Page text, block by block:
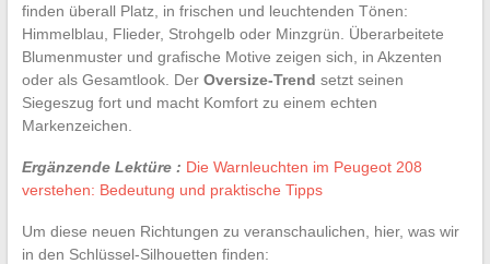
finden überall Platz, in frischen und leuchtenden Tönen:
Himmelblau, Flieder, Strohgelb oder Minzgrün. Überarbeitete
Blumenmuster und grafische Motive zeigen sich, in Akzenten
oder als Gesamtlook. Der Oversize-Trend setzt seinen
Siegeszug fort und macht Komfort zu einem echten
Markenzeichen.
Ergänzende Lektüre : Die Warnleuchten im Peugeot 208
verstehen: Bedeutung und praktische Tipps
Um diese neuen Richtungen zu veranschaulichen, hier, was wir
in den Schlüssel-Silhouetten finden: